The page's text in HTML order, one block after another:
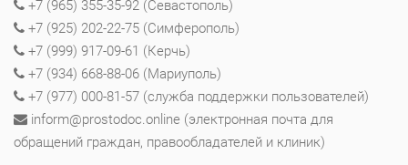
+7 (965) 355-35-92 (Севастополь)
+7 (925) 202-22-75 (Симферополь)
+7 (999) 917-09-61 (Керчь)
+7 (934) 668-88-06 (Мариуполь)
+7 (977) 000-81-57 (служба поддержки пользователей)
inform@prostodoc.online (электронная почта для
обращений граждан, правообладателей и клиник)